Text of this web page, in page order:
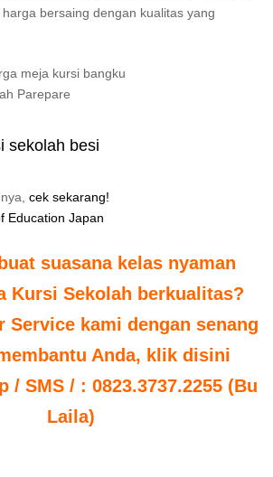
bersaing dengan kualitas yang
sekolah besi
cek sekarang!
Education Japan
suasana kelas nyaman
Kursi Sekolah berkualitas?
Service kami dengan senang
Anda, klik disini
/ SMS / : 0823.3737.2255 (Bu
Laila)